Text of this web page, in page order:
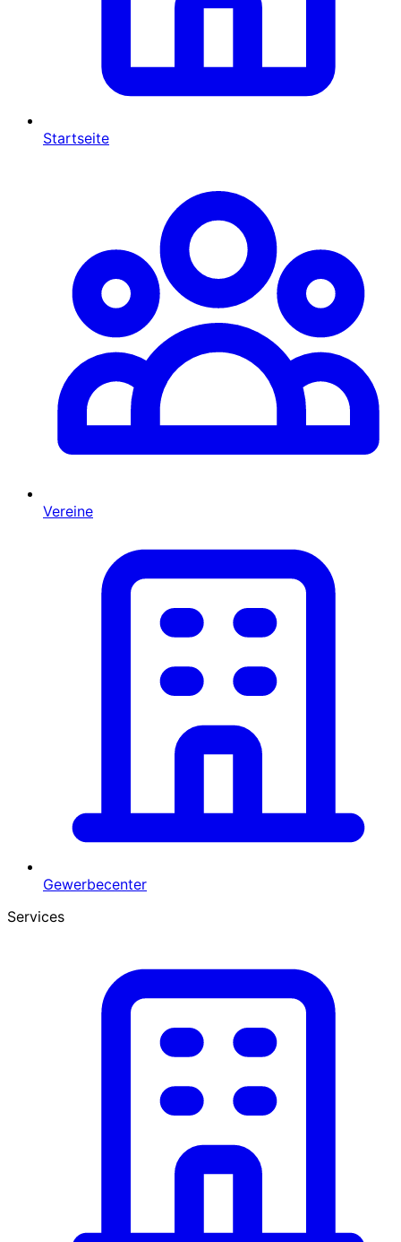
Startseite
Vereine
Gewerbecenter
Services